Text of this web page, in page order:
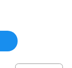
部地区崛起
党政机关、
政管理理论